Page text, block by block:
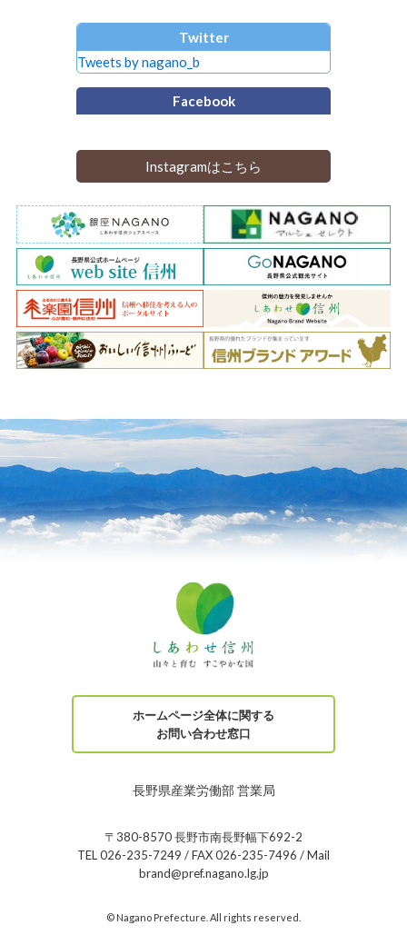
Twitter
Tweets by nagano_b
Facebook
Instagramはこちら
ホームページ全体に関する
お問い合わせ窓口
長野県産業労働部 営業局
〒380-8570 長野市南長野幅下692-2
TEL 026-235-7249 / FAX 026-235-7496 / Mail
brand@pref.nagano.lg.jp
© Nagano Prefecture. All rights reserved.